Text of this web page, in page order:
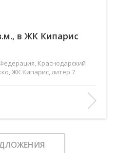
в ЖК Кипарис
Краснодарский
ЖК Кипарис, литер 7
:
63/25.2/27.3
2
5/8